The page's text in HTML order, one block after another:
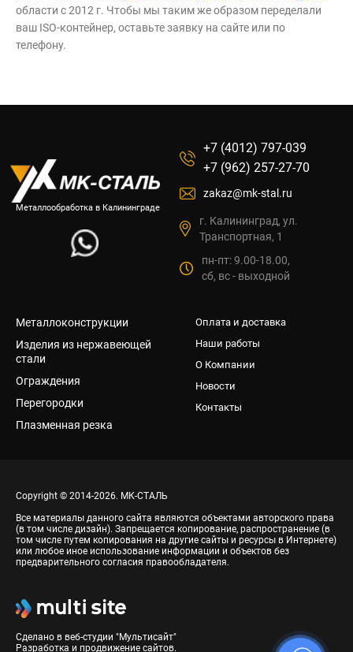
области с 2012 г. Чтобы мы таким же образом переделали
ваш ISO-контейнер, оставьте заявку на сайте или по
телефону.
Металлообработка в Калининграде
Металлоконструкции
Изделия из нержавеющей
стали
Ограждения
Перегородки
Плазменная резка
Оплата и доставка
Наши работы
О Компании
Новости
Контакты
+7 (4012) 797-039
+7 (962) 257-27-70
zakaz@mk-stal.ru
г. Калининград, ул.
Транспортная, 1
пн-пт: 9.00-18.00,
сб, вс - выходной
Copyright © 2014-2026. МК-СТАЛЬ
Все материалы данного сайта являются объектами авторского права
(в том числе дизайн). Запрещается копирование, распространение (в
том числе путем копирования на другие сайты и ресурсы в Интернете)
или любое иное использование информации и объектов без
предварительного согласия правообладателя.
Сделано в веб-студии "Мультисайт"
Разработка и продвижение сайтов.